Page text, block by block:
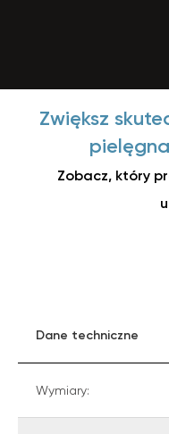
Zwiększ
Zobacz, który
Dane techniczne
Wymiary: